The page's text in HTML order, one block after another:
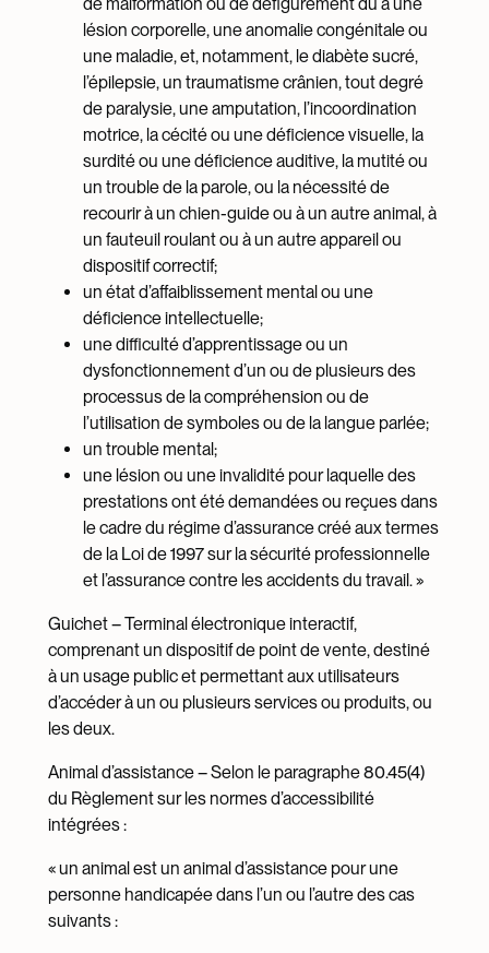
lésion corporelle, une anomalie congénitale ou
une maladie, et, notamment, le diabète sucré,
l’épilepsie, un traumatisme crânien, tout degré
de paralysie, une amputation, l’incoordination
motrice, la cécité ou une déficience visuelle, la
surdité ou une déficience auditive, la mutité ou
un trouble de la parole, ou la nécessité de
recourir à un chien-guide ou à un autre animal, à
un fauteuil roulant ou à un autre appareil ou
dispositif correctif;
un état d’affaiblissement mental ou une
déficience intellectuelle;
une difficulté d’apprentissage ou un
dysfonctionnement d’un ou de plusieurs des
processus de la compréhension ou de
l’utilisation de symboles ou de la langue parlée;
un trouble mental;
une lésion ou une invalidité pour laquelle des
prestations ont été demandées ou reçues dans
le cadre du régime d’assurance créé aux termes
de la Loi de 1997 sur la sécurité professionnelle
et l’assurance contre les accidents du travail. »
Guichet – Terminal électronique interactif,
comprenant un dispositif de point de vente, destiné
à un usage public et permettant aux utilisateurs
d’accéder à un ou plusieurs services ou produits, ou
les deux.
Animal d’assistance – Selon le paragraphe 80.45(4)
du Règlement sur les normes d’accessibilité
intégrées :
« un animal est un animal d’assistance pour une
personne handicapée dans l’un ou l’autre des cas
suivants :